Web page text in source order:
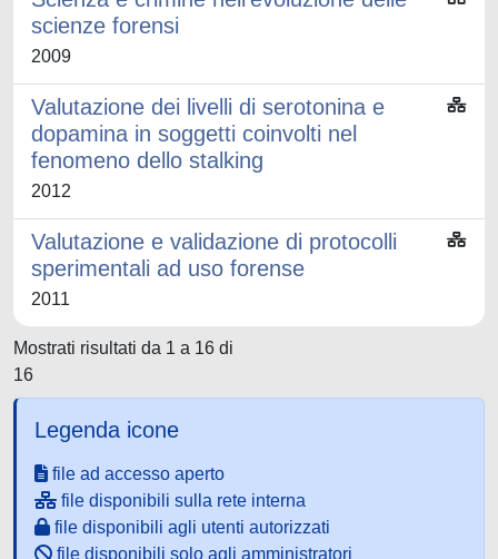
scienze forensi
2009
Valutazione dei livelli di serotonina e
dopamina in soggetti coinvolti nel
fenomeno dello stalking
2012
Valutazione e validazione di protocolli
sperimentali ad uso forense
2011
Mostrati risultati da 1 a 16 di
16
Legenda icone
file ad accesso aperto
file disponibili sulla rete interna
file disponibili agli utenti autorizzati
file disponibili solo agli amministratori